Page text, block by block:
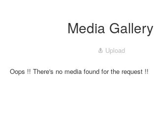
Media Gallery
Upload
Oops !! There's no media found for the request !!